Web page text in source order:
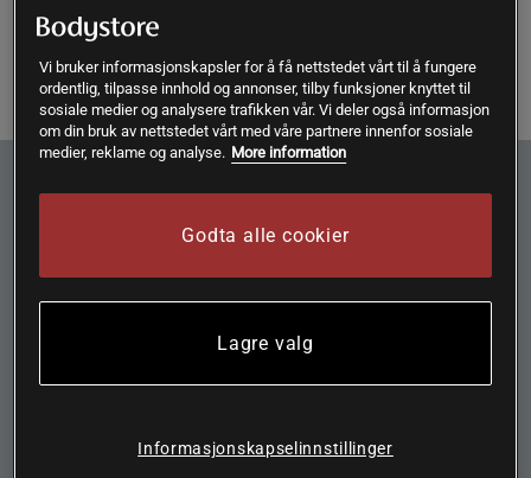
naturliga produkter som tillverkas och hämtas över hela
världen från där de växer bäst, samtidigt som vi stödje...
Les mer
Ved å klikke på "Abonner" godtar jeg at Bodystore lagrer e-
Personvernerklæring.
Abonnere
Vi bruker informasjonskapsler for å få nettstedet vårt til å fungere
ordentlig, tilpasse innhold og annonser, tilby funksjoner knyttet til
sosiale medier og analysere trafikken vår. Vi deler også informasjon
om din bruk av nettstedet vårt med våre partnere innenfor sosiale
medier, reklame og analyse. More information
Godta alle cookier
Lagre valg
Informasjonskapselinnstillinger